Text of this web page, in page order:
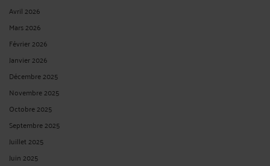
Avril 2026
Mars 2026
Février 2026
Janvier 2026
Décembre 2025
Novembre 2025
Octobre 2025
Septembre 2025
Juillet 2025
Juin 2025